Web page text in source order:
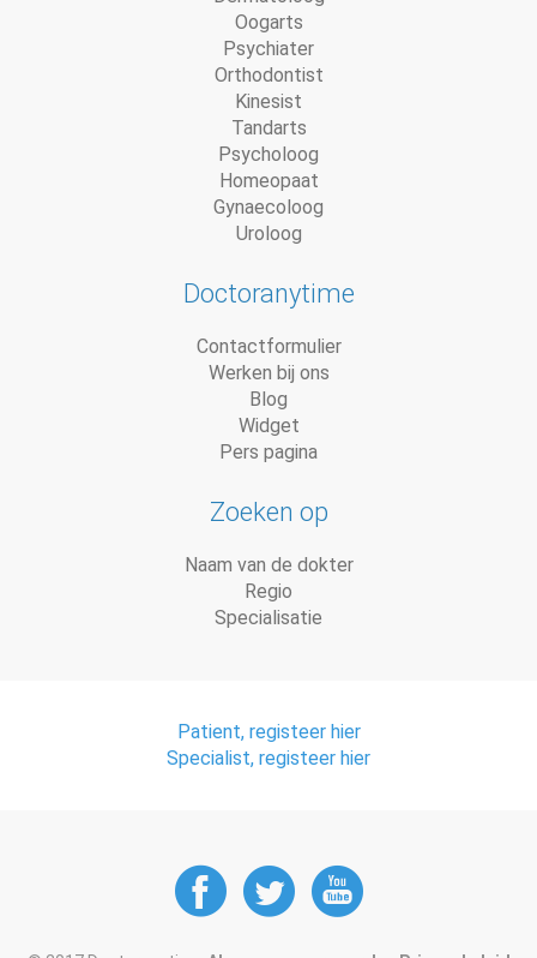
Oogarts
Psychiater
Orthodontist
Kinesist
Tandarts
Psycholoog
Homeopaat
Gynaecoloog
Uroloog
Doctoranytime
Contactformulier
Werken bij ons
Blog
Widget
Pers pagina
Zoeken op
Naam van de dokter
Regio
Specialisatie
Patient, registeer hier
Specialist, registeer hier
DoctorAnyTime